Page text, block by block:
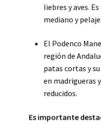
liebres y aves.
mediano y
El Podenco
región de
patas cortas y
en madrigueras
reducidos.
Es importante